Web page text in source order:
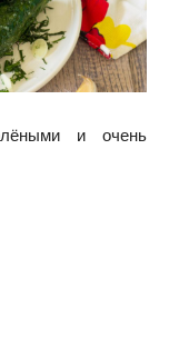
и очень